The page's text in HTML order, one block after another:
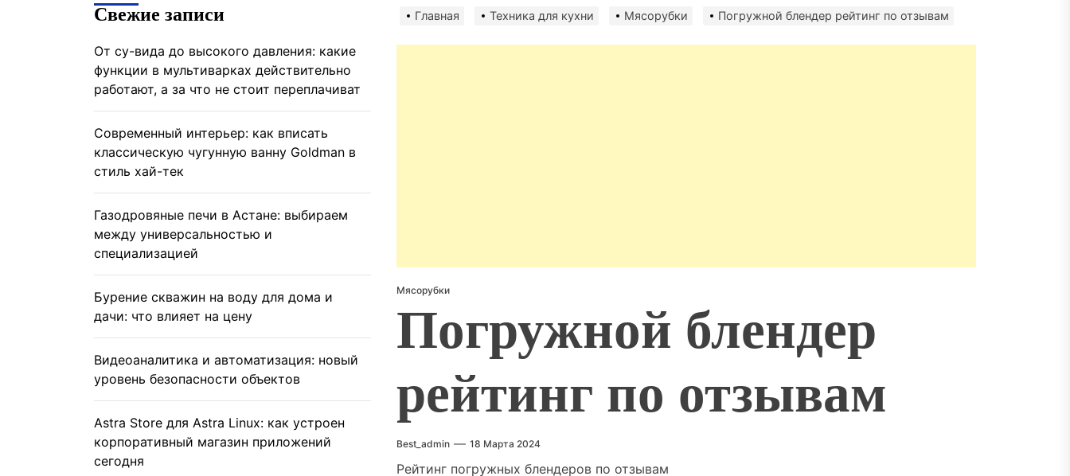
Главная Техника для кухни Мясорубки Погружной блендер рейтинг по отзывам
Мясорубки
Погружной блендер
рейтинг по отзывам
Best_admin 18 Марта 2024
Рейтинг погружных блендеров по отзывам
Свежие записи
От су-вида до высокого давления: какие
функции в мультиварках действительно
работают, а за что не стоит переплачиват
Современный интерьер: как вписать
классическую чугунную ванну Goldman в
стиль хай-тек
Газодровяные печи в Астане: выбираем
между универсальностью и
специализацией
Бурение скважин на воду для дома и
дачи: что влияет на цену
Видеоаналитика и автоматизация: новый
уровень безопасности объектов
Astra Store для Astra Linux: как устроен
корпоративный магазин приложений
сегодня